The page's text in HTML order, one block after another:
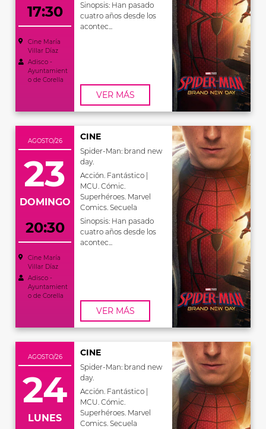
17:30
Cine María
Villar Díaz
Adisco -
Ayuntamient
o de Corella
Sinopsis: Han pasado
cuatro años desde los
acontec...
VER MÁS
AGOSTO/26
23
DOMINGO
20:30
Cine María
Villar Díaz
Adisco -
Ayuntamient
o de Corella
CINE
Spider-Man: brand new
day.
Acción. Fantástico |
MCU. Cómic.
Superhéroes. Marvel
Comics. Secuela
Sinopsis: Han pasado
cuatro años desde los
acontec...
VER MÁS
AGOSTO/26
24
LUNES
CINE
Spider-Man: brand new
day.
Acción. Fantástico |
MCU. Cómic.
Superhéroes. Marvel
Comics. Secuela